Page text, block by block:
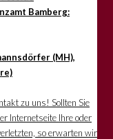
Bamberg:
(MH),
zu uns! Sollten Sie
Internetseite Ihre oder
so erwarten wir